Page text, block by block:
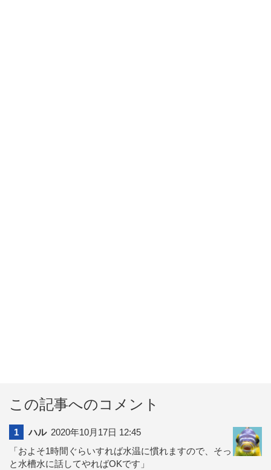
この記事へのコメント
1 ハル 2020年10月17日 12:45
「およそ1時間ぐらいすれば水温に慣れますので、そっ
と水槽水に話してやればOKです」